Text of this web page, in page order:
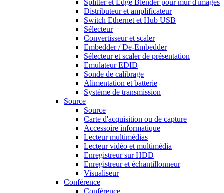
Splitter et Edge Blender pour mur d'images
Distributeur et amplificateur
Switch Ethernet et Hub USB
Sélecteur
Convertisseur et scaler
Embedder / De-Embedder
Sélecteur et scaler de présentation
Emulateur EDID
Sonde de calibrage
Alimentation et batterie
Système de transmission
Source
Source
Carte d'acquisition ou de capture
Accessoire informatique
Lecteur multimédias
Lecteur vidéo et multimédia
Enregistreur sur HDD
Enregistreur et échantillonneur
Visualiseur
Conférence
Conférence